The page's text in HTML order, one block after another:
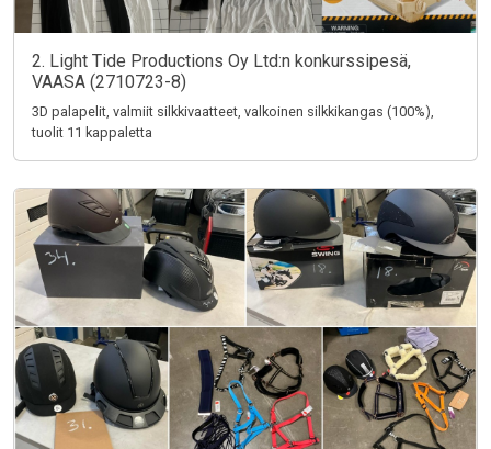
2. Light Tide Productions Oy Ltd:n konkurssipesä,
VAASA (2710723-8)
3D palapelit, valmiit silkkivaatteet, valkoinen silkkikangas (100%),
tuolit 11 kappaletta